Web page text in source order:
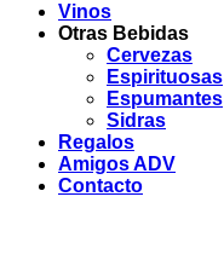
Vinos
Otras Bebidas
Cervezas
Espirituosas
Espumantes
Sidras
Regalos
Amigos ADV
Contacto